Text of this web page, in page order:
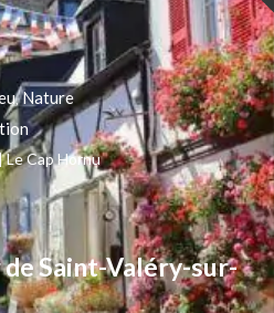
Nature
Le Cap Hornu
Saint-Valéry-sur-